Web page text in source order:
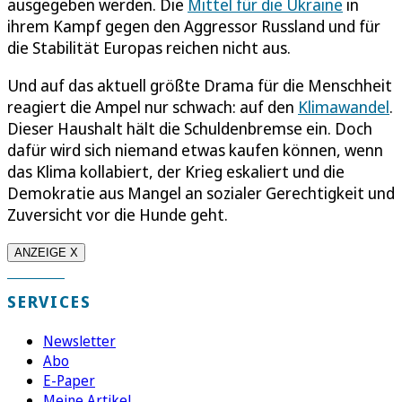
ihrem Kampf gegen den Aggressor Russland und für
die Stabilität Europas reichen nicht aus.
Und auf das aktuell größte Drama für die Menschheit
reagiert die Ampel nur schwach: auf den Klimawandel.
Dieser Haushalt hält die Schuldenbremse ein. Doch
dafür wird sich niemand etwas kaufen können, wenn
das Klima kollabiert, der Krieg eskaliert und die
Demokratie aus Mangel an sozialer Gerechtigkeit und
Zuversicht vor die Hunde geht.
ANZEIGE X
SERVICES
Newsletter
Abo
E-Paper